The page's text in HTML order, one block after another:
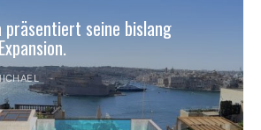
präsentiert seine bislang